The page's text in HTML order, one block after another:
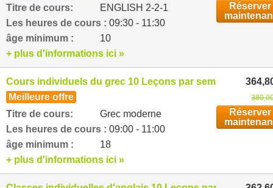
Titre de cours:
ENGLISH 2-2-1
Les heures de cours : 09:30 - 11:30
âge minimum :
10
Réserver
+ plus d'informations ici »
Cours individuels du grec 10 Leçons par semaine
Meilleure offre
Titre de cours:
Grec moderne
Les heures de cours : 09:00 - 11:00
âge minimum :
18
Réserver
+ plus d'informations ici »